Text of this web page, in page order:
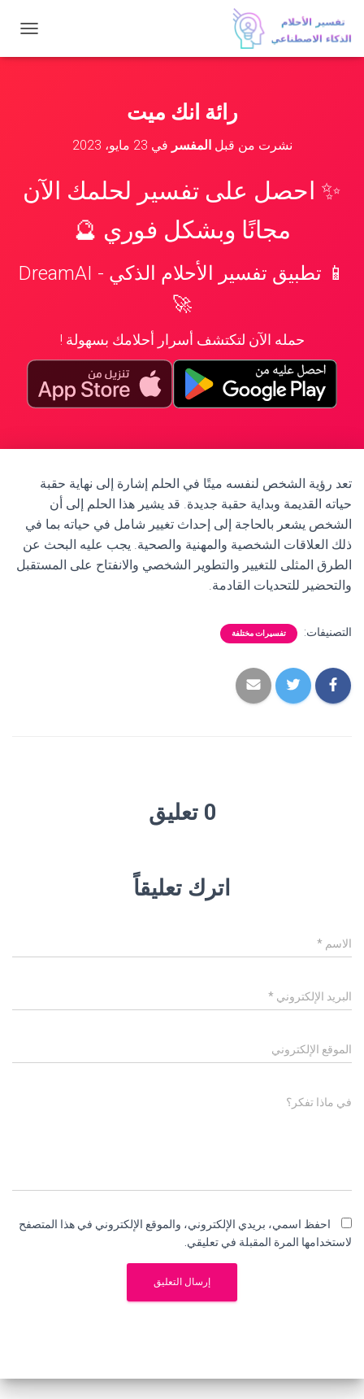
ب
ل
رائة انك ميت
نشرت من قبلالمفسر في 23 مايو، 2023
✨ احصل على تفسير لحلمك الآن
مجانًا وبشكل فوري 🔮
📱 تطبيق تفسير الأحلام الذكي - DreamAI
🚀
حمله الآن لتكتشف أسرار أحلامك بسهولة !
تعد رؤية الشخص لنفسه ميتًا في الحلم إشارة إلى نهاية حقبة
حياته القديمة وبداية حقبة جديدة. قد يشير هذا الحلم إلى أن
الشخص يشعر بالحاجة إلى إحداث تغيير شامل في حياته بما في
ذلك العلاقات الشخصية والمهنية والصحية. يجب عليه البحث عن
الطرق المثلى للتغيير والتطوير الشخصي والانفتاح على المستقبل
والتحضير للتحديات القادمة.
التصنيفات: تفسيرات مختلفة
0 تعليق
اترك تعليقاً
الاسم *
البريد الإلكتروني *
الموقع الإلكتروني
في ماذا تفكر؟
احفظ اسمي، بريدي الإلكتروني، والموقع الإلكتروني في هذا المتصفح
لاستخدامها المرة المقبلة في تعليقي.